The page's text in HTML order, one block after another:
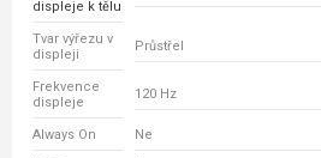
displeje k tělu
Tvar výřezu v
displeji
Průstřel
Frekvence
displeje
120 Hz
Always On Ne